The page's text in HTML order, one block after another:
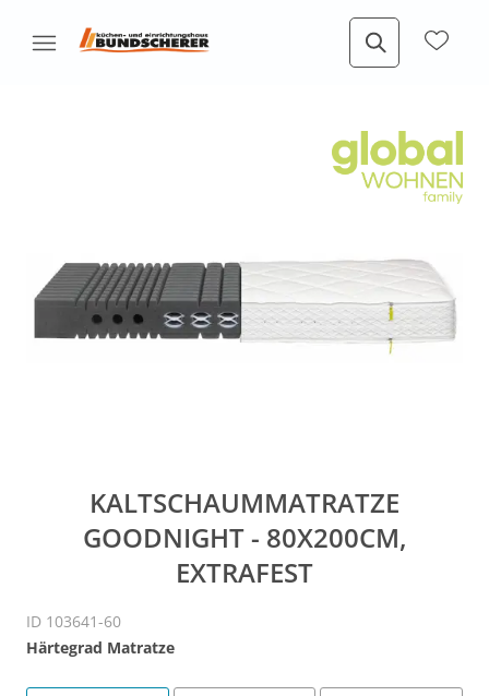
KALTSCHAUMMATRATZE
GOODNIGHT - 80X200CM,
EXTRAFEST
ID 103641-60
Härtegrad Matratze